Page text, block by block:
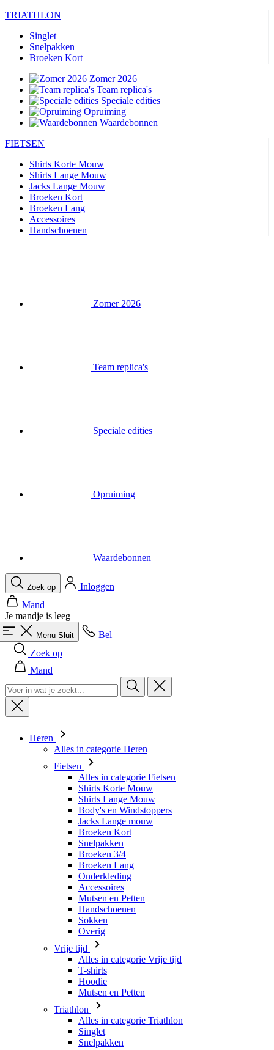
TRIATHLON
Singlet
Snelpakken
Broeken Kort
Zomer 2026
Team replica's
Speciale edities
Opruiming
Waardebonnen
FIETSEN
Shirts Korte Mouw
Shirts Lange Mouw
Jacks Lange Mouw
Broeken Kort
Broeken Lang
Accessoires
Handschoenen
Je mandje is leeg
Menu Sluit
Bel
Zoek op
Mand
Heren
Alles in categorie Heren
Shirts Lange Mouw
Body's en Windstoppers
Jacks Lange mouw
Broeken Kort
Snelpakken
Broeken 3/4
Broeken Lang
Onderkleding
Accessoires
Mutsen en Petten
Handschoenen
Sokken
Overig
Vrije tijd
Alles in categorie Vrije tijd
T-shirts
Hoodie
Mutsen en Petten
Triathlon
Alles in categorie Triathlon
Singlet
Snelpakken
Broeken Kort
Zomer 2026
Team replica's
Speciale edities
Opruiming